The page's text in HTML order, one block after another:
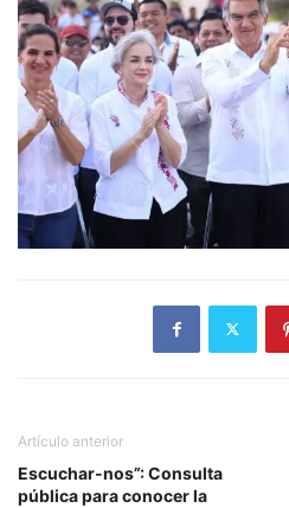
Artículo anterior
Escuchar-nos”: Consulta
pública para conocer la